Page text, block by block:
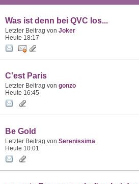
Was ist denn bei QVC los...
Letzter Beitrag von Joker
Heute 18:17
C'est Paris
Letzter Beitrag von gonzo
Heute 16:45
Be Gold
Letzter Beitrag von Serenissima
Heute 10:01